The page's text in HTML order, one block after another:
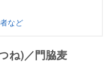
など
ね)／門脇麦